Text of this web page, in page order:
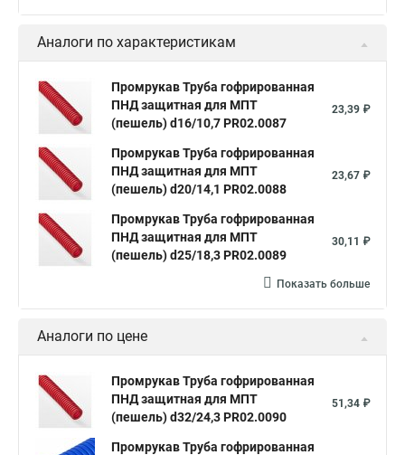
Аналоги по характеристикам
Промрукав Труба гофрированная
ПНД защитная для МПТ
(пешель) d16/10,7 PR02.0087
23,39 ₽
Промрукав Труба гофрированная
ПНД защитная для МПТ
(пешель) d20/14,1 PR02.0088
23,67 ₽
Промрукав Труба гофрированная
ПНД защитная для МПТ
(пешель) d25/18,3 PR02.0089
30,11 ₽
Показать больше
Аналоги по цене
Промрукав Труба гофрированная
ПНД защитная для МПТ
(пешель) d32/24,3 PR02.0090
51,34 ₽
Промрукав Труба гофрированная